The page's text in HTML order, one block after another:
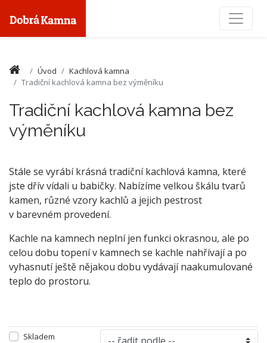
Úvod
Kachlová kamna
Tradiční kachlová kamna bez výměníku
Tradiční kachlová kamna bez
výměníku
Stále se vyrábí krásná tradiční kachlová kamna, které
jste dřív vídali u babičky. Nabízíme velkou škálu tvarů
kamen, různé vzory kachlů a jejich pestrost
v barevném provedení.
Kachle na kamnech neplní jen funkci okrasnou, ale po
celou dobu topení v kamnech se kachle nahřívají a po
vyhasnutí ještě nějakou dobu vydávají naakumulované
teplo do prostoru.
Skladem